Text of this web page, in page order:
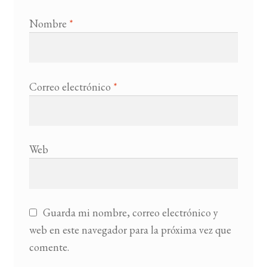
Nombre *
Correo electrónico *
Web
Guarda mi nombre, correo electrónico y
web en este navegador para la próxima vez que
comente.